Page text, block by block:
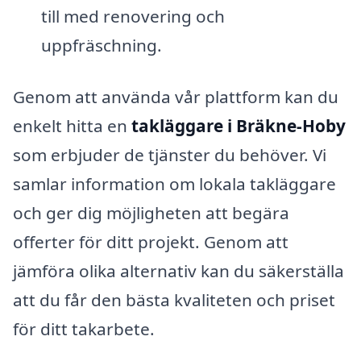
till med renovering och
uppfräschning.
Genom att använda vår plattform kan du
enkelt hitta en takläggare i Bräkne-Hoby
som erbjuder de tjänster du behöver. Vi
samlar information om lokala takläggare
och ger dig möjligheten att begära
offerter för ditt projekt. Genom att
jämföra olika alternativ kan du säkerställa
att du får den bästa kvaliteten och priset
för ditt takarbete.